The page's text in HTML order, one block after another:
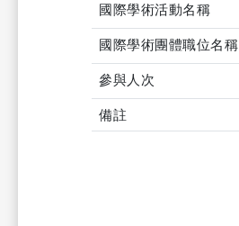
國際學術活動名稱
國際學術團體職位名稱
參與人次
備註